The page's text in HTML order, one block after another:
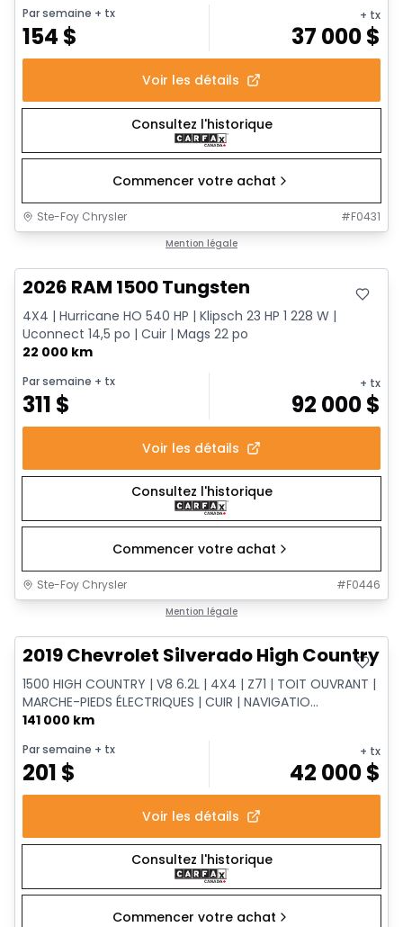
Par semaine + tx
154 $
+ tx
37 000$
Voir les détails
Consultez l'historique
Commencer votre achat
Ste-Foy Chrysler #F0431
Mention légale
2026 RAM 1500 Tungsten
4X4 | Hurricane HO 540 HP | Klipsch 23 HP 1 228 W |
Uconnect 14,5 po | Cuir | Mags 22 po
22 000 km
Par semaine + tx
311 $
+ tx
92 000$
Voir les détails
Consultez l'historique
Commencer votre achat
Ste-Foy Chrysler #F0446
Mention légale
2019 Chevrolet Silverado High Country
1500 HIGH COUNTRY | V8 6.2L | 4X4 | Z71 | TOIT OUVRANT |
MARCHE-PIEDS ÉLECTRIQUES | CUIR | NAVIGATIO...
141 000 km
Par semaine + tx
201 $
+ tx
42 000$
Voir les détails
Consultez l'historique
Commencer votre achat